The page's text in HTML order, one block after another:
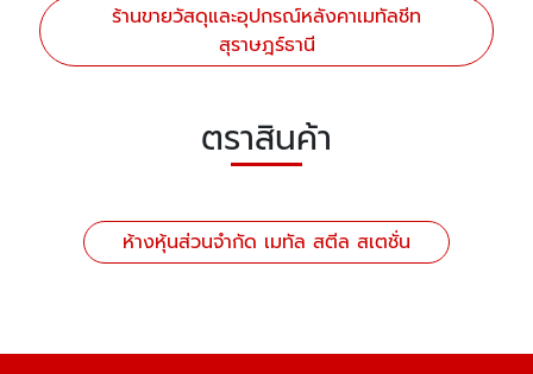
ร้านขายวัสดุและอุปกรณ์หลังคาเมทัลชีท
สุราษฎร์ธานี
ตราสินค้า
ห้างหุ้นส่วนจำกัด เมทัล สตีล สเตชั่น